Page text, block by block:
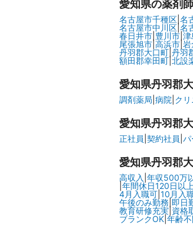
愛知県の薬剤
名古屋市千種区| 名
名古屋市中川区|名
春日井市| 豊川市| 津
尾張旭市|高浜市|岩
丹羽郡大口町| 丹羽
額田郡幸田町|北設
愛知県丹羽郡
調剤薬局 病院 クリ
愛知県丹羽郡
正社員 契約社員 パ
愛知県丹羽郡
高収入 年収500万
年間休日120日以上
4月入職可| 10月入
午後のみ勤務 即日
教育研修充実|資格
ブランクOK| 年齢不